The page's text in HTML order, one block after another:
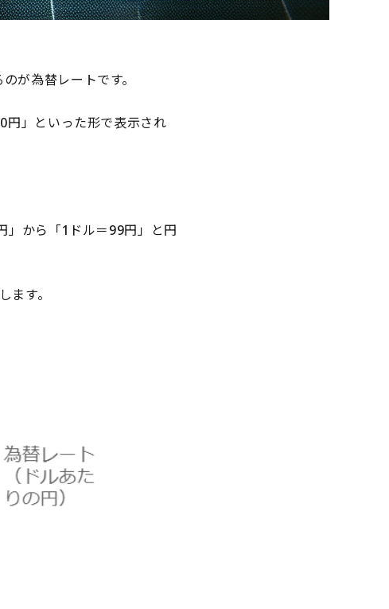
が為替レートです。
円」といった形で表示され
」から「1ドル＝99円」と円
す。